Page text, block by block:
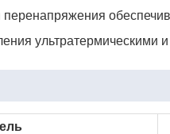
ультратермическими